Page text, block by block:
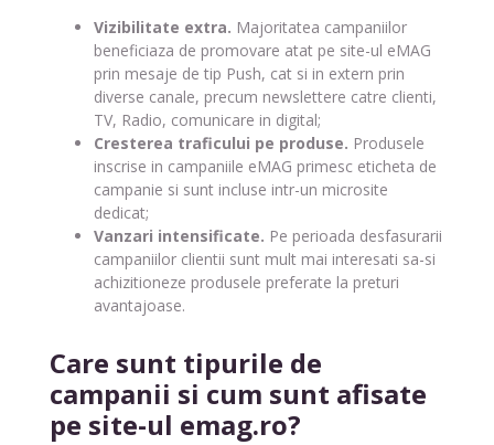
Vizibilitate extra. Majoritatea campaniilor
beneficiaza de promovare atat pe site-ul eMAG
prin mesaje de tip Push, cat si in extern prin
diverse canale, precum newslettere catre clienti,
TV, Radio, comunicare in digital;
Cresterea traficului pe produse. Produsele
inscrise in campaniile eMAG primesc eticheta de
campanie si sunt incluse intr-un microsite
dedicat;
Vanzari intensificate. Pe perioada desfasurarii
campaniilor clientii sunt mult mai interesati sa-si
achizitioneze produsele preferate la preturi
avantajoase.
Care sunt tipurile de
campanii si cum sunt afisate
pe site-ul emag.ro?